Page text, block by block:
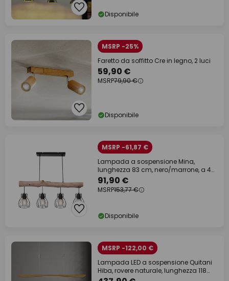
Disponibile
MSRP -25%
Faretto da soffitto Cre in legno, 2 luci
59,90 €
MSRP79,90 €
Disponibile
MSRP -61,87 €
Lampada a sospensione Mina,
lunghezza 83 cm, nero/marrone, a 4
luci.
91,90 €
MSRP153,77 €
Disponibile
MSRP -122,00 €
Lampada LED a sospensione Quitani
Hiba, rovere naturale, lunghezza 118
cm